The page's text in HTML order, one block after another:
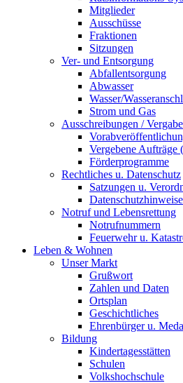
Mitglieder
Ausschüsse
Fraktionen
Sitzungen
Ver- und Entsorgung
Abfallentsorgung
Abwasser
Wasser/
Strom und Gas
Ausschreibungen / Vergabe
Vergebene Aufträge
Förderprogramme
Rechtliches u. Datenschutz
Satzungen u.
Datenschutzhinweise
Notruf und Lebensrettung
Notrufnummern
Feuerwehr u.
Leben & Wohnen
Unser Markt
Grußwort
Zahlen und Daten
Ortsplan
Geschichtliches
Ehrenbürger u.
Bildung
Kindertagesstätten
Schulen
Volkshochschule